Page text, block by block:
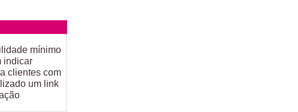
mínimo
indicar
clientes com
um link